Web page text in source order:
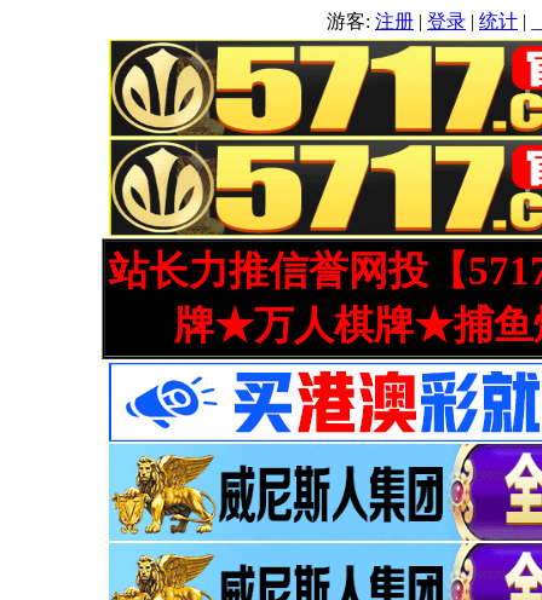
游客: 注册 | 登录 | 统计 |
站长力推信誉网投【
牌★万人棋牌★捕鱼